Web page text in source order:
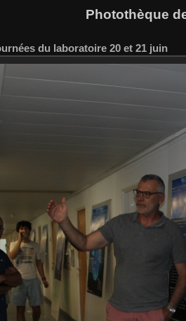
Photothèque
du laboratoire 20 et 21 juin